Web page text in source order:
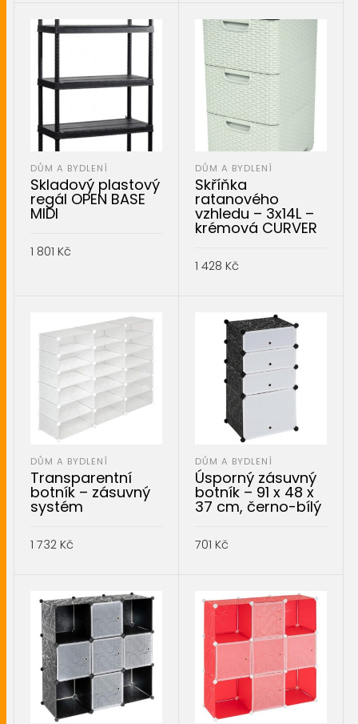
DŮM A BYDLENÍ
Skladový plastový
regál OPEN BASE
MIDI
1 801 Kč
DŮM A BYDLENÍ
Skříňka
ratanového
vzhledu – 3x14L –
krémová CURVER
1 428 Kč
DŮM A BYDLENÍ
Transparentní
botník – zásuvný
systém
1 732 Kč
DŮM A BYDLENÍ
Úsporný zásuvný
botník – 91 x 48 x
37 cm, černo-bílý
701 Kč